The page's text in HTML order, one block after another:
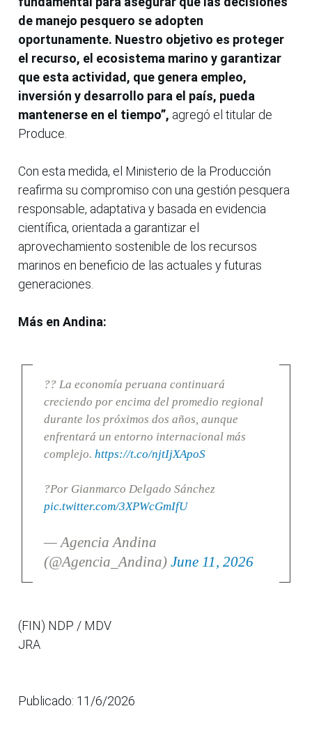
de manejo pesquero se adopten
oportunamente. Nuestro objetivo es proteger
el recurso, el ecosistema marino y garantizar
que esta actividad, que genera empleo,
inversión y desarrollo para el país, pueda
mantenerse en el tiempo”, agregó el titular de
Produce.
Con esta medida, el Ministerio de la Producción
reafirma su compromiso con una gestión pesquera
responsable, adaptativa y basada en evidencia
científica, orientada a garantizar el
aprovechamiento sostenible de los recursos
marinos en beneficio de las actuales y futuras
generaciones.
Más en Andina:
?? La economía peruana continuará
creciendo por encima del promedio regional
durante los próximos dos años, aunque
enfrentará un entorno internacional más
complejo. https://t.co/njtIjXApoS
?Por Gianmarco Delgado Sánchez
pic.twitter.com/3XPWcGmIfU
— Agencia Andina
(@Agencia_Andina) June 11, 2026
(FIN) NDP / MDV
JRA
Publicado: 11/6/2026